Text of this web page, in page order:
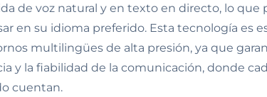
de voz natural y en texto en directo, lo que
en su idioma preferido. Esta tecnología es
multilingües de alta presión, ya que
y la fiabilidad de la comunicación, donde
cuentan.